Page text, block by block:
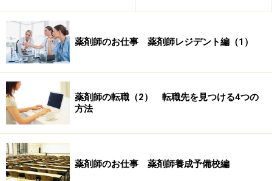
薬剤師のお仕事 薬剤師レジデント編（1）
薬剤師の転職（2） 転職先を見つける4つの
方法
薬剤師のお仕事 薬剤師養成予備校編